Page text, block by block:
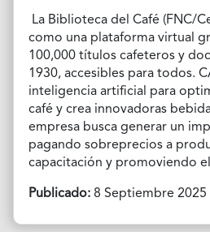
La Biblioteca del Café (FNC/
como una plataforma virtual
100,000 títulos cafeteros y
1930, accesibles para todos.
inteligencia artificial para
café y crea innovadoras
empresa busca generar un
pagando sobreprecios a
capacitación y promoviendo
Publicado:8 Septiembre 2025